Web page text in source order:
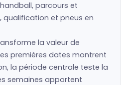
parcours et
qualification et pneus en
la valeur de
premières dates montrent
la période centrale teste la
semaines apportent